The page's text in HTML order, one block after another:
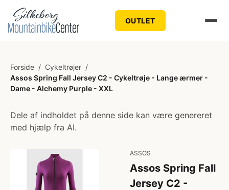
OUTLET
Forside / Cykeltrøjer /
Assos Spring Fall Jersey C2 - Cykeltrøje - Lange ærmer -
Dame - Alchemy Purple - XXL
Dele af indholdet på denne side kan være genereret
med hjælp fra AI.
ASSOS
Assos Spring Fall
Jersey C2 -